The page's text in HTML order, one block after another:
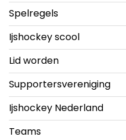
Spelregels
Ijshockey scool
Lid worden
Supportersvereniging
Ijshockey Nederland
Teams